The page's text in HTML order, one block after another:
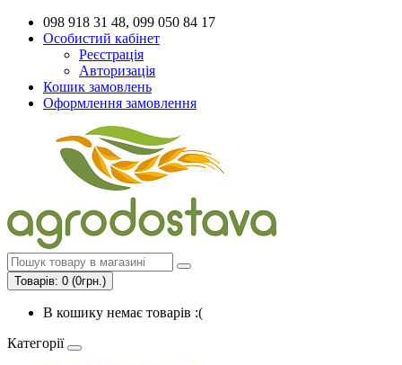
098 918 31 48, 099 050 84 17
Особистий кабінет
Реєстрація
Авторизація
Кошик замовлень
Оформлення замовлення
Товарів: 0 (0грн.)
В кошику немає товарів :(
Категорії